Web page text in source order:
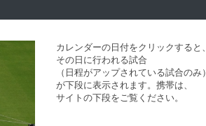
カレンダーの日付をクリックすると、
その日に行われる試合
（日程がアップされている試合のみ）
が下段に表示されます。携帯は、
サイトの下段をご覧ください。